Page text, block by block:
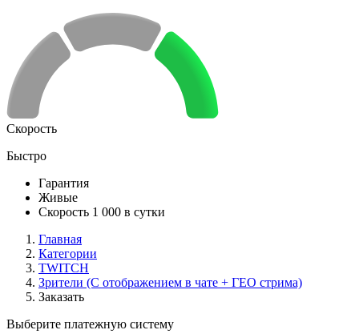
Скорость
Быстро
Гарантия
Живые
Скорость 1 000 в сутки
Главная
Категории
TWITCH
Зрители (C отображением в чате + ГЕО стрима)
Заказать
Выберите платежную систему